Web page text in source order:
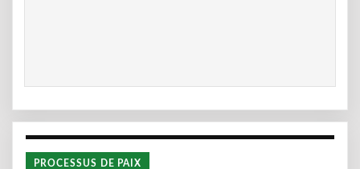
PROCESSUS DE PAIX